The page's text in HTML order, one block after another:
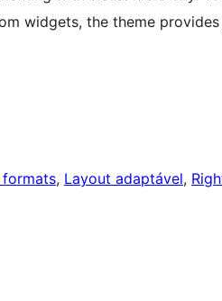
widgets, the theme
formats, Layout adaptável,